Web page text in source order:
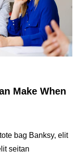
Make When
bag Banksy, elit
seitan